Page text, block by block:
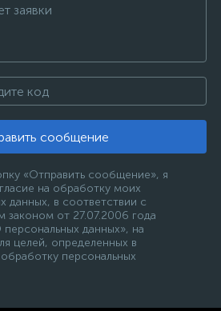
сообщение
«Отправить сообщение», я
на обработку моих
данных, в соответствии с
законом от 27.07.2006 года
данных», на
целей, определенных в
персональных